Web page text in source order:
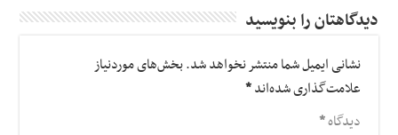
دیدگاهتان را بنویسید
نشانی ایمیل شما منتشر نخواهد شد.بخش‌های موردنیاز
علامت‌گذاری شده‌اند*
دیدگاه*